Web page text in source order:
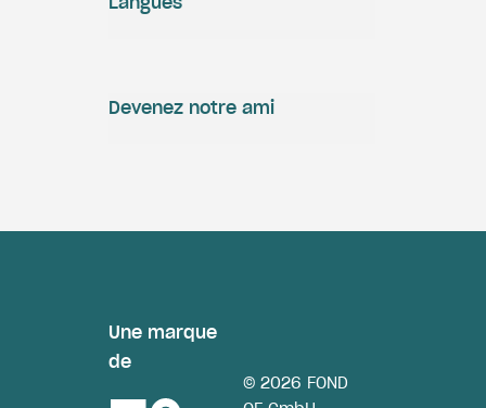
Devenez notre ami
Une marque
de
© 2026 FOND